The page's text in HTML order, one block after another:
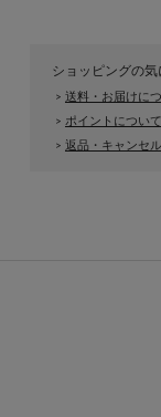
ショッピングの
> 送料・お届けに
> ポイントについて
> 返品・キャンセ